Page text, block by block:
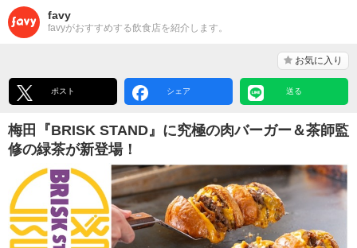
favy
favyがおすすめする飲食店を紹介します。
お気に入り
ポスト シェア 送る
梅田『BRISK STAND』に究極の肉バーガー＆茶師監
修の緑茶が新登場！